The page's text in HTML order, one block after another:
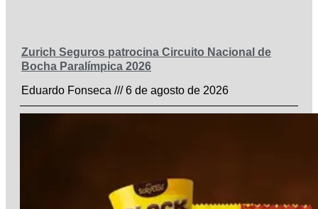
Zurich Seguros patrocina Circuito Nacional de
Bocha Paralímpica 2026
Eduardo Fonseca
6 de agosto de 2026